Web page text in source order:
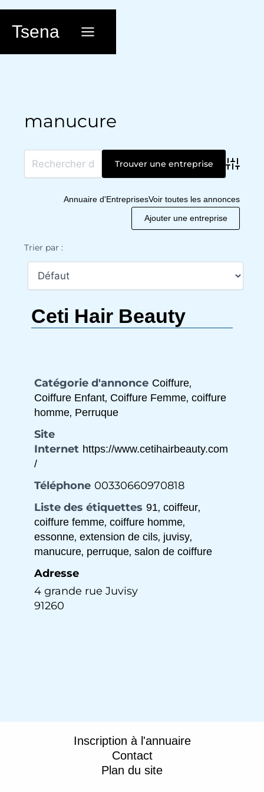
Aller
contenu
Tsena
manucure
Annuaire d'EntreprisesVoir toutes les annonces
Ajouter une entreprise
Trier par :
Ceti Hair Beauty
Catégorie d'annonce Coiffure,
Coiffure Enfant, Coiffure Femme, coiffure
homme, Perruque
Site
Internet https://www.cetihairbeauty.com
/
Téléphone 00330660970818
Liste des étiquettes 91, coiffeur,
coiffure femme, coiffure homme,
essonne, extension de cils, juvisy,
manucure, perruque, salon de coiffure
Adresse
4 grande rue Juvisy
91260
Inscription à l'annuaire
Contact
Plan du site